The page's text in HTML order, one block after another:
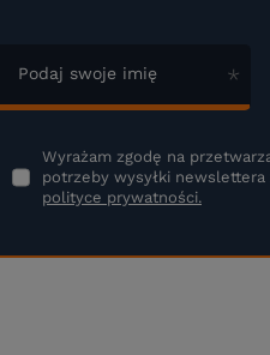
Podaj swoje imię
Wyrażam zgodę na
potrzeby wysyłki
polityce prywatności.